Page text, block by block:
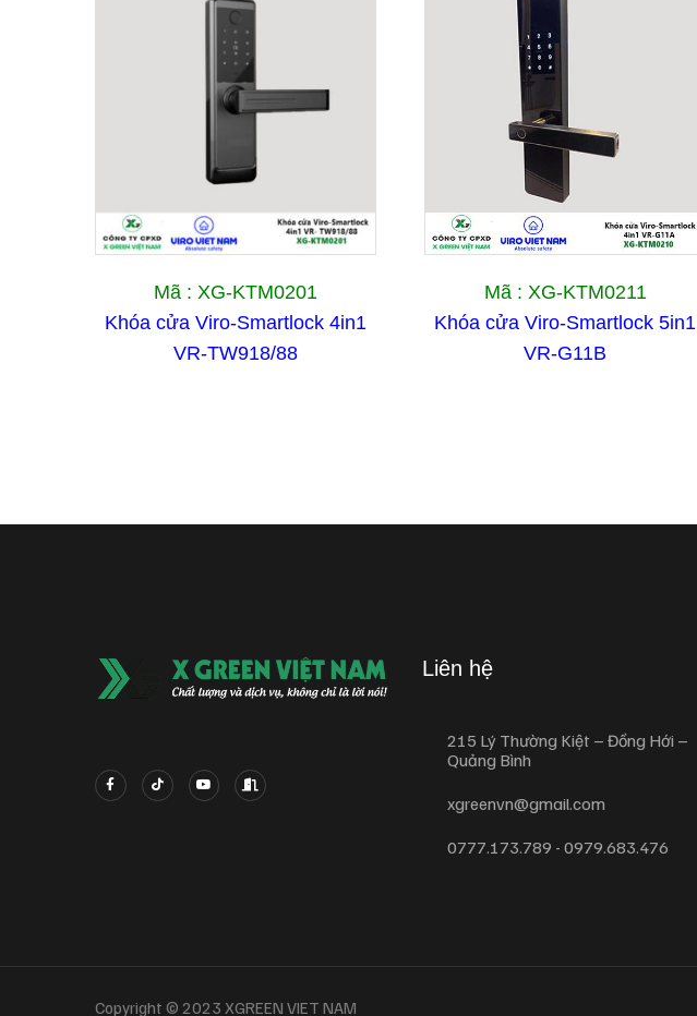
Mã : XG-KTM0201
Khóa cửa Viro-Smartlock 4in1
VR-TW918/88
Mã : XG-KTM0211
Khóa cửa Viro-Smartlock 5in1
VR-G11B
Liên hệ
215 Lý Thường Kiệt – Đồng Hới –
Quảng Bình
xgreenvn@gmail.com
0777.173.789 - 0979.683.476
Copyright © 2023 XGREEN VIET NAM